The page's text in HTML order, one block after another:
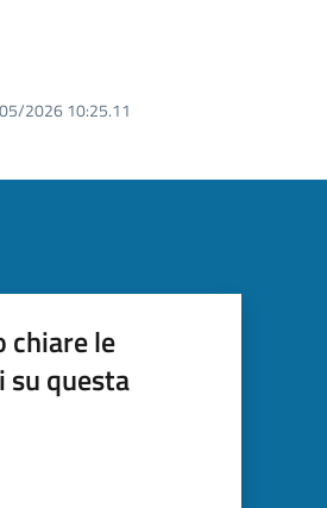
2026 10:25.11
chiare le
questa